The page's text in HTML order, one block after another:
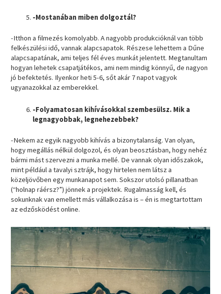
-Mostanában miben dolgoztál?
-Itthon a filmezés komolyabb. A nagyobb produkcióknál van több
felkészülési idő, vannak alapcsapatok. Részese lehettem a Dűne
alapcsapatának, ami teljes fél éves munkát jelentett. Megtanultam
hogyan lehetek csapatjátékos, ami nem mindig könnyű, de nagyon
jó befektetés. Ilyenkor heti 5-6, sőt akár 7 napot vagyok
ugyanazokkal az emberekkel.
-Folyamatosan kihívásokkal szembesülsz. Mik a
legnagyobbak, legnehezebbek?
-Nekem az egyik nagyobb kihívás a bizonytalanság. Van olyan,
hogy megállás nélkül dolgozol, és olyan beosztásban, hogy nehéz
bármi mást szervezni a munka mellé. De vannak olyan időszakok,
mint például a tavalyi sztrájk, hogy hirtelen nem látsz a
közeljövőben egy munkanapot sem. Sokszor utolsó pillanatban
(“holnap ráérsz?”) jönnek a projektek. Rugalmasság kell, és
sokunknak van emellett más vállalkozása is – én is megtartottam
az edzősködést online.